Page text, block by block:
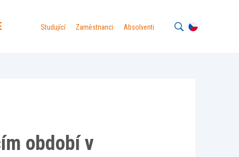
Studující Zaměstnanci Absolventi
období v